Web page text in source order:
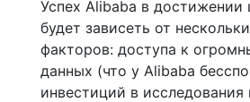
Успех Alibaba в достижении
будет зависеть от
факторов: доступа к
данных (что у Alibaba
инвестиций в исследования